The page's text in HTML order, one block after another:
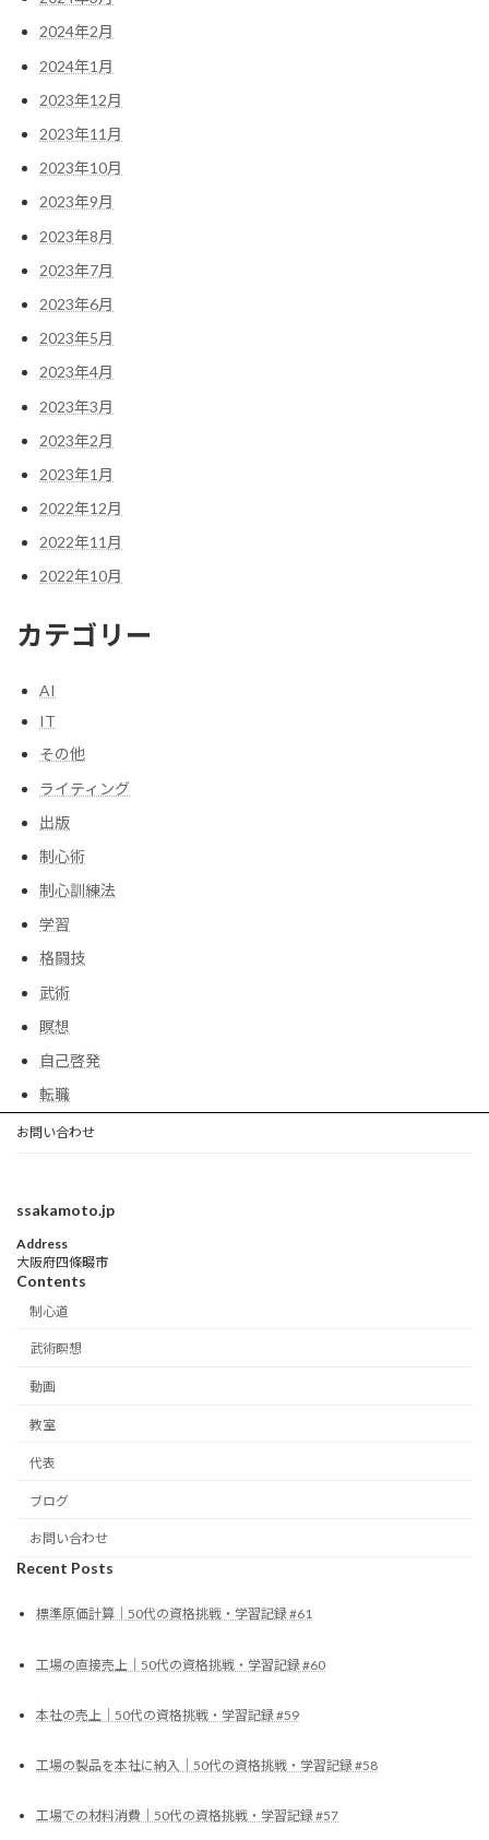
2024年2月
2024年1月
2023年12月
2023年11月
2023年10月
2023年9月
2023年8月
2023年7月
2023年6月
2023年5月
2023年4月
2023年3月
2023年2月
2023年1月
2022年12月
2022年11月
2022年10月
カテゴリー
AI
IT
その他
ライティング
出版
制心術
制心訓練法
学習
格闘技
武術
瞑想
自己啓発
転職
お問い合わせ
ssakamoto.jp
Address
大阪府四條畷市
Contents
制心道
武術瞑想
動画
教室
代表
ブログ
お問い合わせ
Recent Posts
標準原価計算｜50代の資格挑戦・学習記録 #61
工場の直接売上｜50代の資格挑戦・学習記録 #60
本社の売上｜50代の資格挑戦・学習記録 #59
工場の製品を本社に納入｜50代の資格挑戦・学習記録 #58
工場での材料消費｜50代の資格挑戦・学習記録 #57